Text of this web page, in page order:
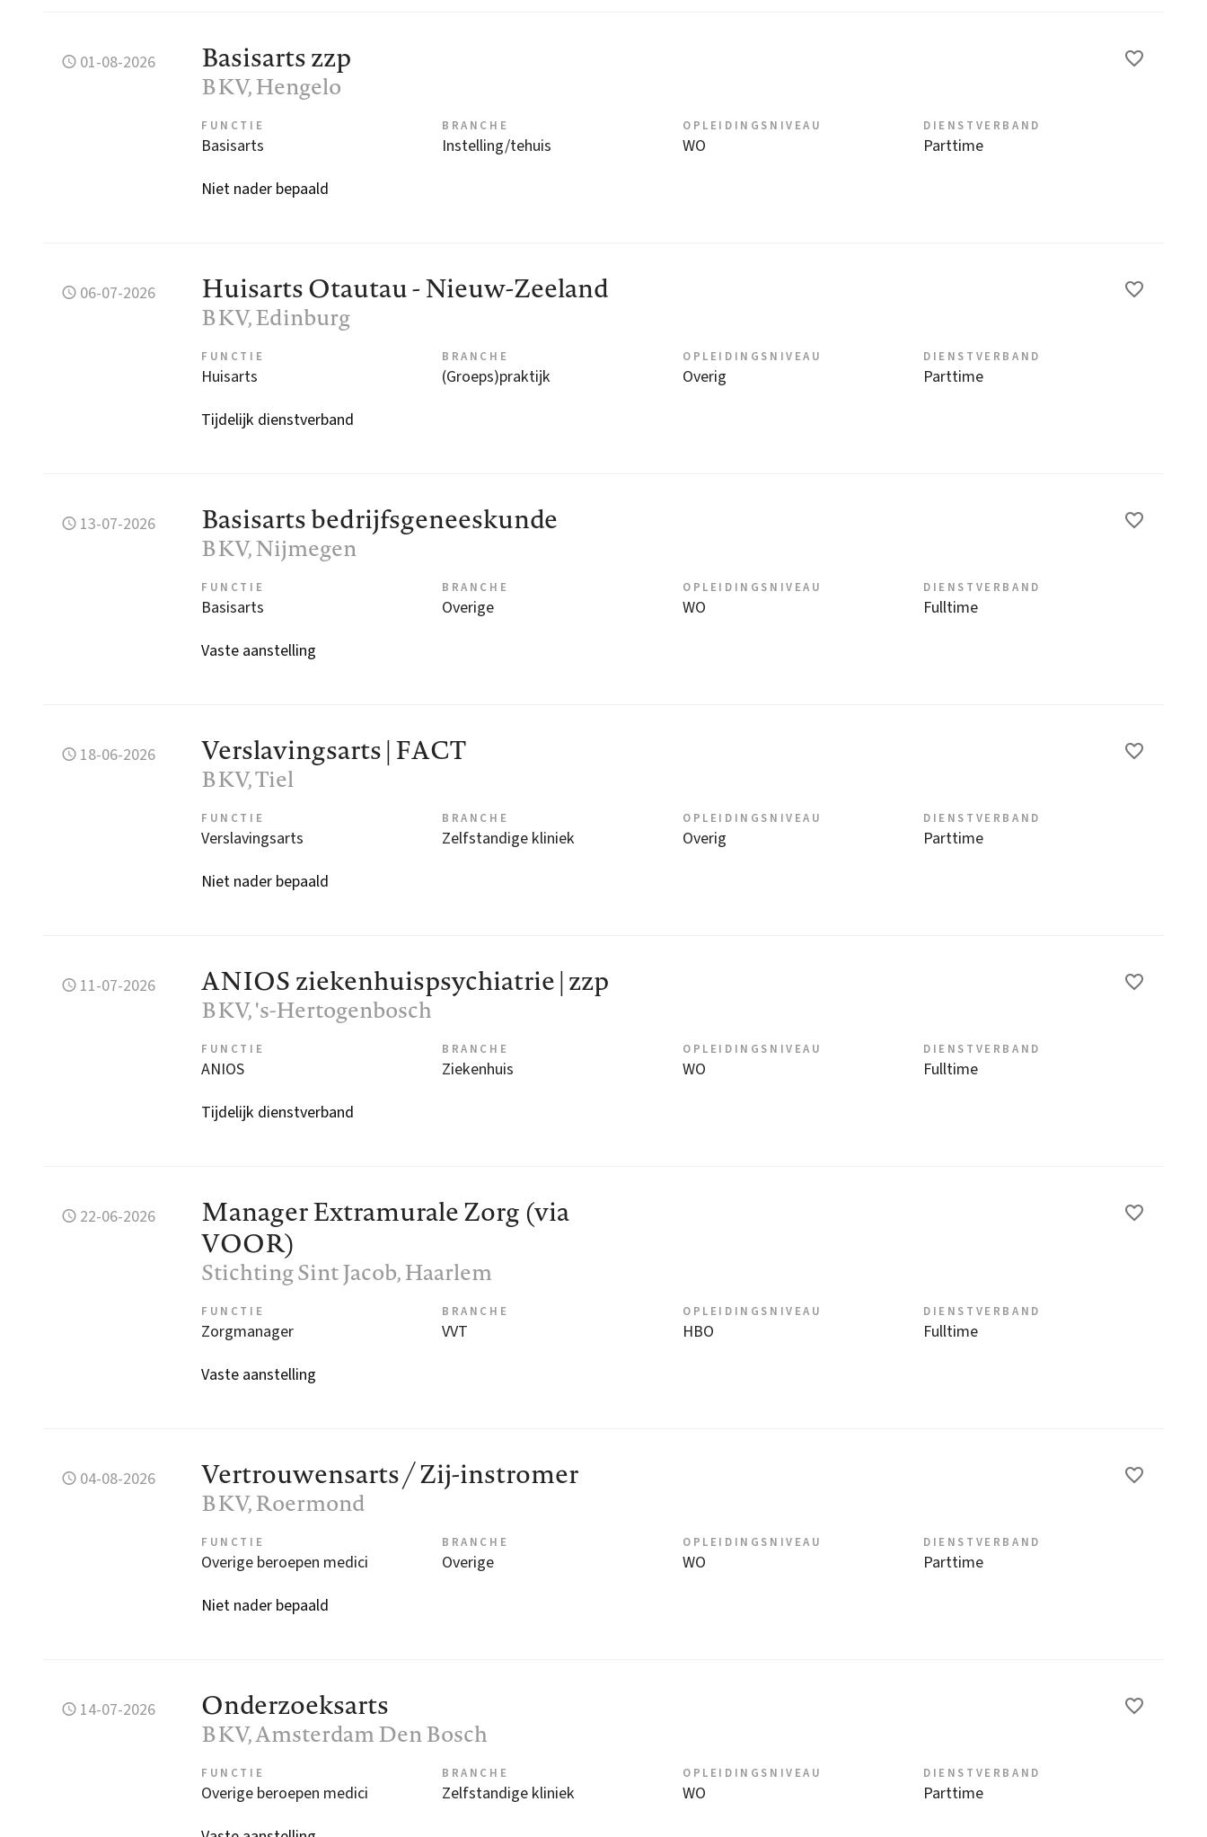
01-08-2026 Basisarts zzp
BKV, Hengelo
FUNCTIE
Basisarts
BRANCHE
Instelling/tehuis
OPLEIDINGSNIVEAU
WO
DIENSTVERBAND
Parttime
Niet nader bepaald
06-07-2026 Huisarts Otautau - Nieuw-Zeeland
BKV, Edinburg
FUNCTIE
Huisarts
BRANCHE
(Groeps)praktijk
OPLEIDINGSNIVEAU
Overig
DIENSTVERBAND
Parttime
Tijdelijk dienstverband
13-07-2026 Basisarts bedrijfsgeneeskunde
BKV, Nijmegen
FUNCTIE
Basisarts
BRANCHE
Overige
OPLEIDINGSNIVEAU
WO
DIENSTVERBAND
Fulltime
Vaste aanstelling
18-06-2026 Verslavingsarts | FACT
BKV, Tiel
FUNCTIE
Verslavingsarts
BRANCHE
Zelfstandige kliniek
OPLEIDINGSNIVEAU
Overig
DIENSTVERBAND
Parttime
Niet nader bepaald
11-07-2026 ANIOS ziekenhuispsychiatrie | zzp
BKV, 's-Hertogenbosch
FUNCTIE
ANIOS
BRANCHE
Ziekenhuis
OPLEIDINGSNIVEAU
WO
DIENSTVERBAND
Fulltime
Tijdelijk dienstverband
22-06-2026
Manager Extramurale Zorg (via
VOOR)
Stichting Sint Jacob, Haarlem
FUNCTIE
Zorgmanager
BRANCHE
VVT
OPLEIDINGSNIVEAU
HBO
DIENSTVERBAND
Fulltime
Vaste aanstelling
04-08-2026 Vertrouwensarts / Zij-instromer
BKV, Roermond
FUNCTIE
Overige beroepen medici
BRANCHE
Overige
OPLEIDINGSNIVEAU
WO
DIENSTVERBAND
Parttime
Niet nader bepaald
14-07-2026 Onderzoeksarts
BKV, Amsterdam Den Bosch
FUNCTIE
Overige beroepen medici
BRANCHE
Zelfstandige kliniek
OPLEIDINGSNIVEAU
WO
DIENSTVERBAND
Parttime